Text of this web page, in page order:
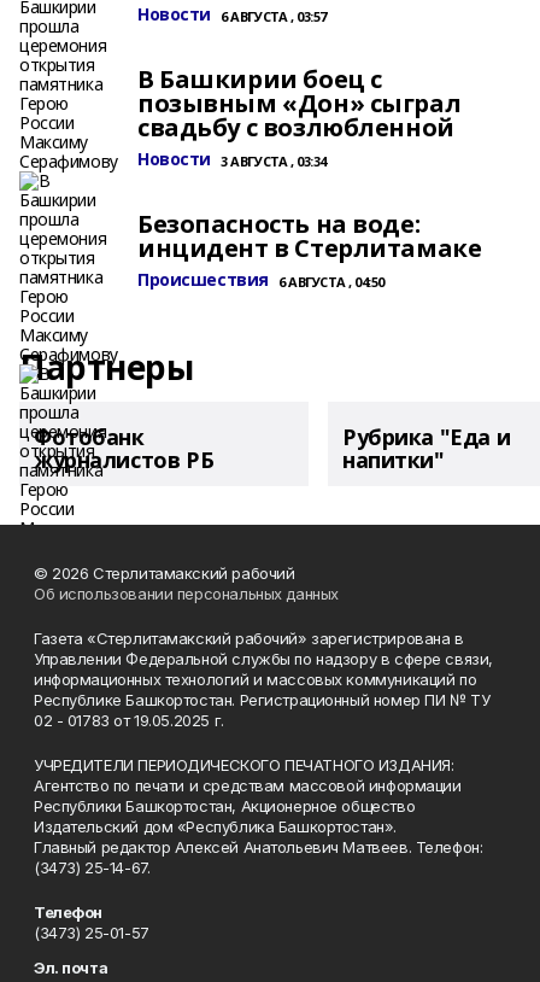
Новости 6 АВГУСТА , 03:57
В Башкирии боец с
позывным «Дон» сыграл
свадьбу с возлюбленной
Новости 3 АВГУСТА , 03:34
Безопасность на воде:
инцидент в Стерлитамаке
Происшествия 6 АВГУСТА , 04:50
Партнеры
Фотобанк
журналистов РБ
Рубрика "Еда и
напитки"
© 2026 Стерлитамакский рабочий
Об использовании персональных данных
Газета «Стерлитамакский рабочий» зарегистрирована в
Управлении Федеральной службы по надзору в сфере связи,
информационных технологий и массовых коммуникаций по
Республике Башкортостан. Регистрационный номер ПИ № ТУ
02 - 01783 от 19.05.2025 г.
УЧРЕДИТЕЛИ ПЕРИОДИЧЕСКОГО ПЕЧАТНОГО ИЗДАНИЯ:
Агентство по печати и средствам массовой информации
Республики Башкортостан, Акционерное общество
Издательский дом «Республика Башкортостан».
Главный редактор Алексей Анатольевич Матвеев. Телефон:
(3473) 25-14-67.
Телефон
(3473) 25-01-57
Эл. почта